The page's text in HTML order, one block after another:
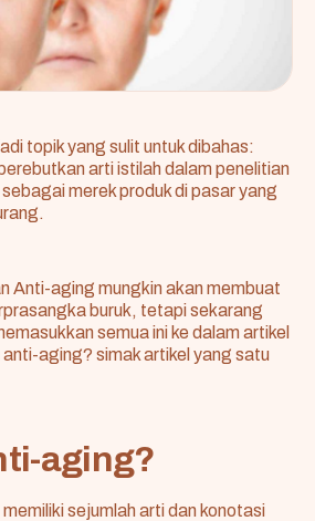
topik yang sulit untuk dibahas:
arti istilah dalam penelitian
merek produk di pasar yang
Anti-aging mungkin akan membuat
buruk, tetapi sekarang
semua ini ke dalam artikel
aging? simak artikel yang satu
aging?
sejumlah arti dan konotasi